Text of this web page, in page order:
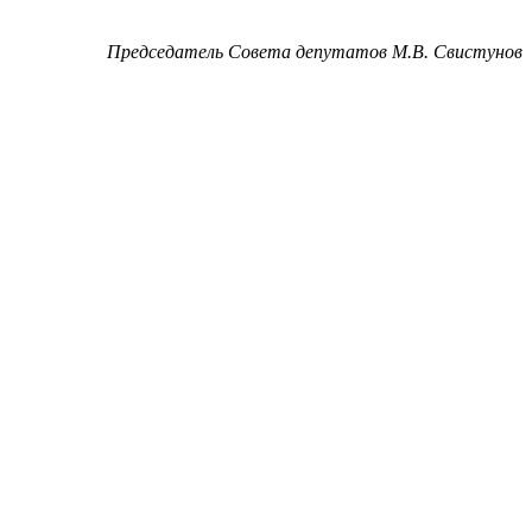
Председатель Совета депутатов М.В. Свистунов